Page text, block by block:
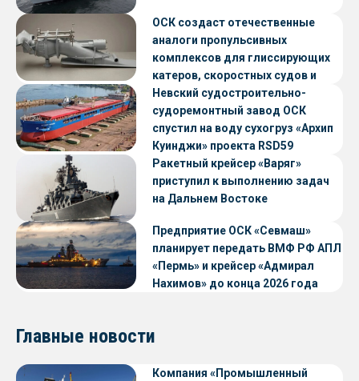
ОСК создаст отечественные
аналоги пропульсивных
комплексов для глиссирующих
катеров, скоростных судов и
судов с малой осадкой
Невский судостроительно-
судоремонтный завод ОСК
спустил на воду сухогруз «Архип
Куинджи» проекта RSD59
Ракетный крейсер «Варяг»
приступил к выполнению задач
на Дальнем Востоке
Предприятие ОСК «Севмаш»
планирует передать ВМФ РФ АПЛ
«Пермь» и крейсер «Адмирал
Нахимов» до конца 2026 года
Главные новости
Компания «Промышленный